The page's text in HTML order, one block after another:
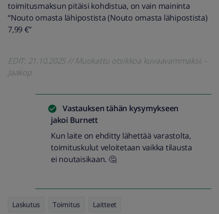
toimitusmaksun pitäisi kohdistua, on vain maininta
“Nouto omasta lähipostista (Nouto omasta lähipostista)
7,99 €”
EDIT: 21.10.2025 // Muokattu otsikkoa kuvaavammaksi. -
Jaakop
Vastauksen tähän kysymykseen
jakoi Burnett
Kun laite on ehditty lähettää varastolta,
toimituskulut veloitetaan vaikka tilausta
ei noutaisikaan. 🤔
Laskutus Toimitus Laitteet